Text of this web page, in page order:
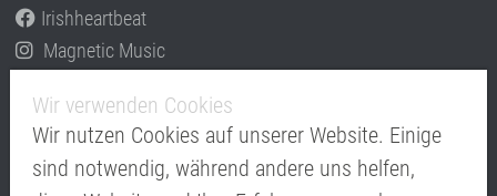
Irishheartbeat
Magnetic Music
Informieren Sie sich auch über unsere anderen
Konzeptfestivals
Wir verwenden Cookies
Wir nutzen Cookies auf unserer Website. Einige
sind notwendig, während andere uns helfen,